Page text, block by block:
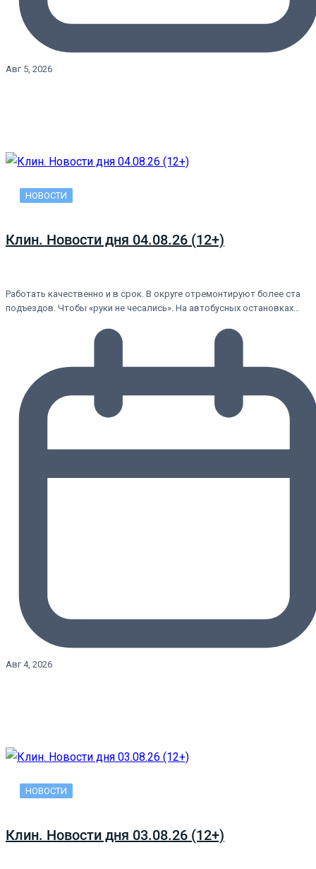
Авг 5, 2026
НОВОСТИ
Клин. Новости дня 04.08.26 (12+)
Работать качественно и в срок. В округе отремонтируют более ста
подъездов. Чтобы «руки не чесались». На автобусных остановках…
Авг 4, 2026
НОВОСТИ
Клин. Новости дня 03.08.26 (12+)